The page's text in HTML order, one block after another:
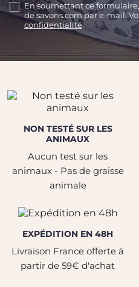
En soumettant ce
de savons.com par e-mail.
confidentialité.
NON TESTÉ SUR LES
ANIMAUX
Aucun test sur les
animaux - Pas de graisse
animale
EXPÉDITION EN 48H
Livraison France offerte à
partir de 59€ d'achat